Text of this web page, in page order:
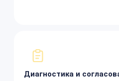
Диагностика и